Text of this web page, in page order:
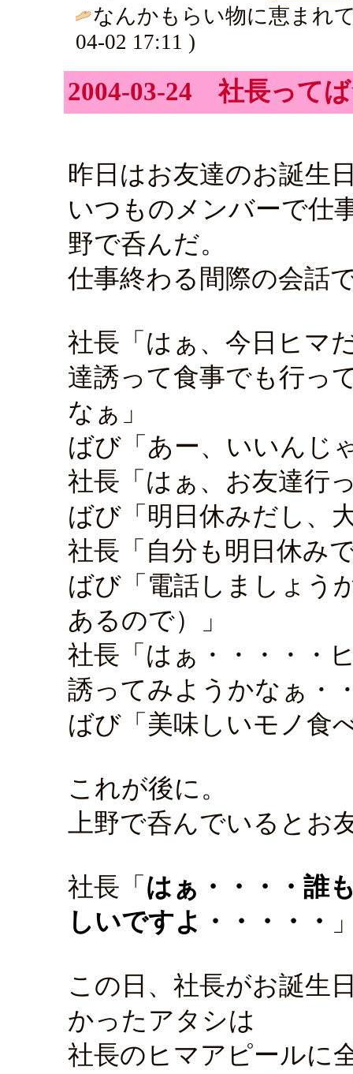
なんかもらい物に恵まれ
04-02 17:11 )
2004-03-24 社長って
昨日はお友達のお誕生
いつものメンバーで仕
野で呑んだ。
仕事終わる間際の会話
社長「はぁ、今日ヒマ
達誘って食事でも行っ
なぁ」
ばび「あー、いいんじ
社長「はぁ、お友達行
ばび「明日休みだし、
社長「自分も明日休み
ばび「電話しましょう
あるので）」
社長「はぁ・・・・・
誘ってみようかなぁ・
ばび「美味しいモノ食
これが後に。
上野で呑んでいるとお
社長「 はぁ・・・・誰
しいですよ・・・・・
この日、社長がお誕生
かったアタシは
社長のヒマアピールに